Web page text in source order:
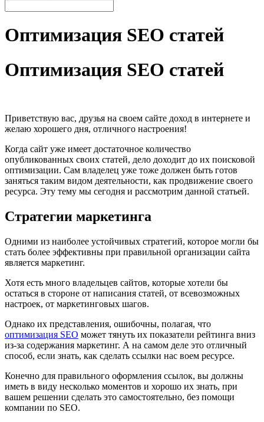
Оптимизация SEO статей
Оптимизация SEO статей
Приветствую вас, друзья на своем сайте доход в интернете и
желаю хорошего дня, отличного настроения!
Когда сайт уже имеет достаточное количество
опубликованных своих статей, дело доходит до их поисковой
оптимизации. Сам владелец уже тоже должен быть готов
заняться таким видом деятельности, как продвижение своего
ресурса. Эту тему мы сегодня и рассмотрим данной статьей.
Стратегии маркетинга
Одними из наиболее устойчивых стратегий, которое могли бы
стать более эффективны при правильной организации сайта
является маркетинг.
Хотя есть много владельцев сайтов, которые хотели бы
остаться в стороне от написания статей, от всевозможных
настроек, от маркетинговых шагов.
Однако их представления, ошибочны, полагая, что
оптимизация SEO может тянуть их показатели рейтинга вниз
из-за содержания маркетинг. А на самом деле это отличный
способ, если знать, как сделать ссылки нас воем ресурсе.
Конечно для правильного оформления ссылок, вы должны
иметь в виду несколько моментов и хорошо их знать, при
вашем решении сделать это самостоятельно, без помощи
компании по SEO.